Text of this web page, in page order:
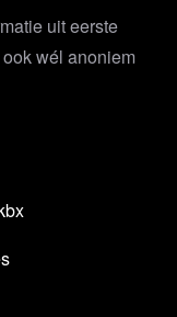
uit eerste
wél anoniem